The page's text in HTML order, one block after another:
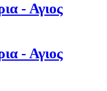
- Αγιος
- Αγιος